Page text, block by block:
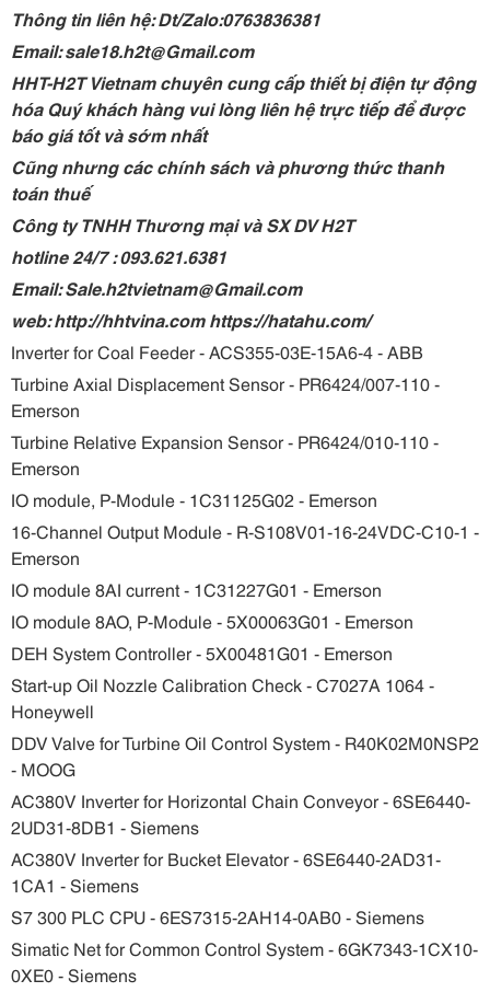
Thông tin liên hệ: Dt/Zalo:0763836381
Email: sale18.h2t@Gmail.com
HHT-H2T Vietnam chuyên cung cấp thiết bị điện tự động
hóa Quý khách hàng vui lòng liên hệ trực tiếp để được
báo giá tốt và sớm nhất
Cũng nhưng các chính sách và phương thức thanh
toán thuế
Công ty TNHH Thương mại và SX DV H2T
hotline 24/7 : 093.621.6381
Email: Sale.h2tvietnam@Gmail.com
web: http://hhtvina.com https://hatahu.com/
Inverter for Coal Feeder - ACS355-03E-15A6-4 - ABB
Turbine Axial Displacement Sensor - PR6424/007-110 -
Emerson
Turbine Relative Expansion Sensor - PR6424/010-110 -
Emerson
IO module, P-Module - 1C31125G02 - Emerson
16-Channel Output Module - R-S108V01-16-24VDC-C10-1 -
Emerson
IO module 8AI current - 1C31227G01 - Emerson
IO module 8AO, P-Module - 5X00063G01 - Emerson
DEH System Controller - 5X00481G01 - Emerson
Start-up Oil Nozzle Calibration Check - C7027A 1064 -
Honeywell
DDV Valve for Turbine Oil Control System - R40K02M0NSP2
- MOOG
AC380V Inverter for Horizontal Chain Conveyor - 6SE6440-
2UD31-8DB1 - Siemens
AC380V Inverter for Bucket Elevator - 6SE6440-2AD31-
1CA1 - Siemens
S7 300 PLC CPU - 6ES7315-2AH14-0AB0 - Siemens
Simatic Net for Common Control System - 6GK7343-1CX10-
0XE0 - Siemens